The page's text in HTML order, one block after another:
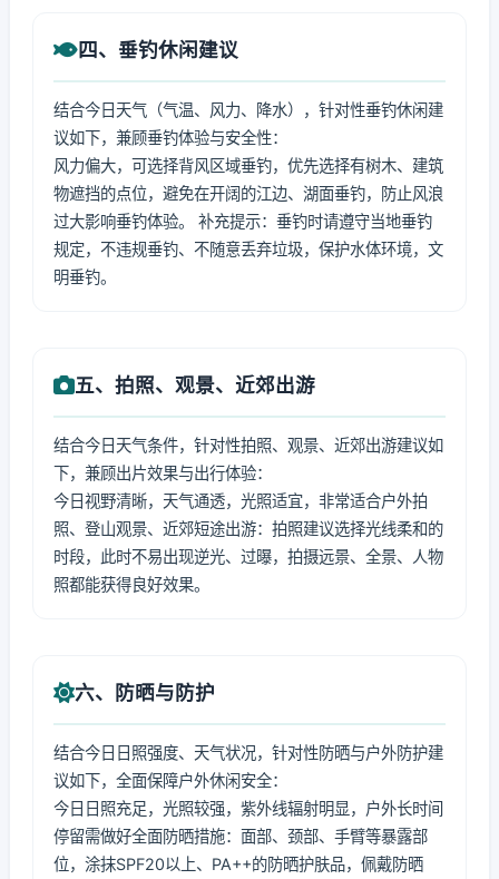
四、垂钓休闲建议
结合今日天气（气温、风力、降水），针对性垂钓休闲建
议如下，兼顾垂钓体验与安全性：
风力偏大，可选择背风区域垂钓，优先选择有树木、建筑
物遮挡的点位，避免在开阔的江边、湖面垂钓，防止风浪
过大影响垂钓体验。 补充提示：垂钓时请遵守当地垂钓
规定，不违规垂钓、不随意丢弃垃圾，保护水体环境，文
明垂钓。
五、拍照、观景、近郊出游
结合今日天气条件，针对性拍照、观景、近郊出游建议如
下，兼顾出片效果与出行体验：
今日视野清晰，天气通透，光照适宜，非常适合户外拍
照、登山观景、近郊短途出游：拍照建议选择光线柔和的
时段，此时不易出现逆光、过曝，拍摄远景、全景、人物
照都能获得良好效果。
六、防晒与防护
结合今日日照强度、天气状况，针对性防晒与户外防护建
议如下，全面保障户外休闲安全：
今日日照充足，光照较强，紫外线辐射明显，户外长时间
停留需做好全面防晒措施：面部、颈部、手臂等暴露部
位，涂抹SPF20以上、PA++的防晒护肤品，佩戴防晒